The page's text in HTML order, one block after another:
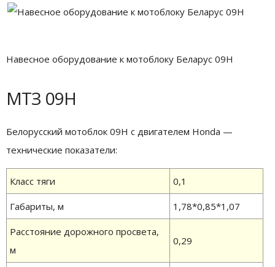
Навесное оборудование к мотоблоку Беларус 09H
МТЗ 09Н
Белорусский мотоблок 09Н с двигателем Honda —
технические показатели:
Класс тяги 0,1
Габариты, м 1,78*0,85*1,07
Расстояние дорожного просвета,
м
0,29